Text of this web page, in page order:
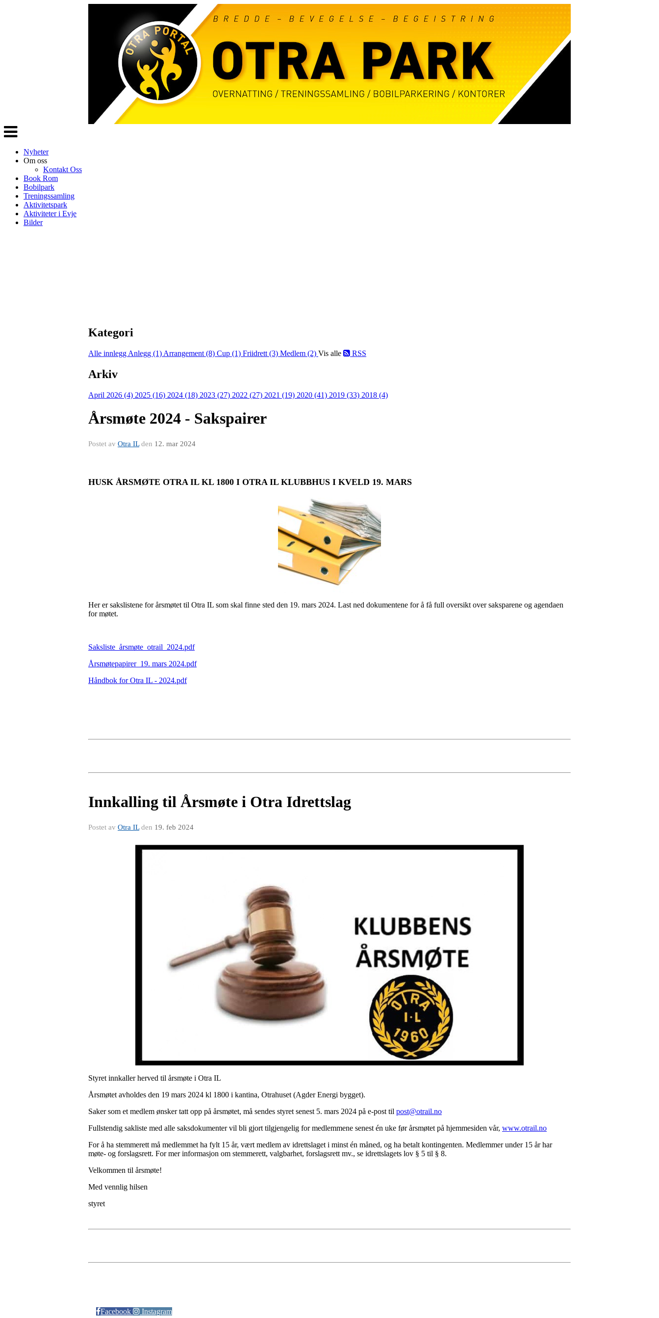
Veksle
navigasjon
Nyheter
Om oss
Kontakt Oss
Book Rom
Bobilpark
Treningssamling
Aktivitetspark
Aktiviteter i Evje
Bilder
Kategori
Alle innlegg Anlegg (1) Arrangement (8) Cup (1) Friidrett (3) Medlem (2) Vis alle RSS
Arkiv
April 2026 (4) 2025 (16) 2024 (18) 2023 (27) 2022 (27) 2021 (19) 2020 (41) 2019 (33) 2018 (4)
Årsmøte 2024 - Sakspairer
Postet av Otra ILden 12. mar 2024
HUSK ÅRSMØTE OTRA IL KL 1800 I OTRA IL KLUBBHUS I KVELD 19. MARS
Her er sakslistene for årsmøtet til Otra IL som skal finne sted den 19. mars 2024. Last ned dokumentene for å få full oversikt over saksparene og agendaen
for møtet.
Saksliste_årsmøte_otrail_2024.pdf
Årsmøtepapirer_19. mars 2024.pdf
Håndbok for Otra IL - 2024.pdf
Innkalling til Årsmøte i Otra Idrettslag
Postet av Otra ILden 19. feb 2024
Styret innkaller herved til årsmøte i Otra IL
Årsmøtet avholdes den 19 mars 2024 kl 1800 i kantina, Otrahuset (Agder Energi bygget).
Saker som et medlem ønsker tatt opp på årsmøtet, må sendes styret senest 5. mars 2024 på e-post til post@otrail.no
Fullstendig sakliste med alle saksdokumenter vil bli gjort tilgjengelig for medlemmene senest én uke før årsmøtet på hjemmesiden vår, www.otrail.no
For å ha stemmerett må medlemmet ha fylt 15 år, vært medlem av idrettslaget i minst én måned, og ha betalt kontingenten. Medlemmer under 15 år har
møte- og forslagsrett. For mer informasjon om stemmerett, valgbarhet, forslagsrett mv., se idrettslagets lov § 5 til § 8.
Velkommen til årsmøte!
Med vennlig hilsen
styret
Facebook
Instagram